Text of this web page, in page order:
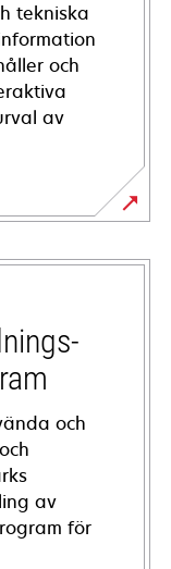
tekniska
och
av
och
av
för